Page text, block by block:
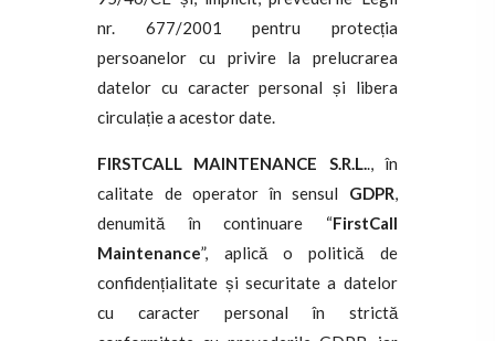
nr. 677/2001 pentru protecția
persoanelor cu privire la prelucrarea
datelor cu caracter personal și libera
circulație a acestor date.
FIRSTCALL MAINTENANCE S.R.L.., în
calitate de operator în sensul GDPR,
denumită în continuare “FirstCall
Maintenance”, aplică o politică de
confidențialitate și securitate a datelor
cu caracter personal în strictă